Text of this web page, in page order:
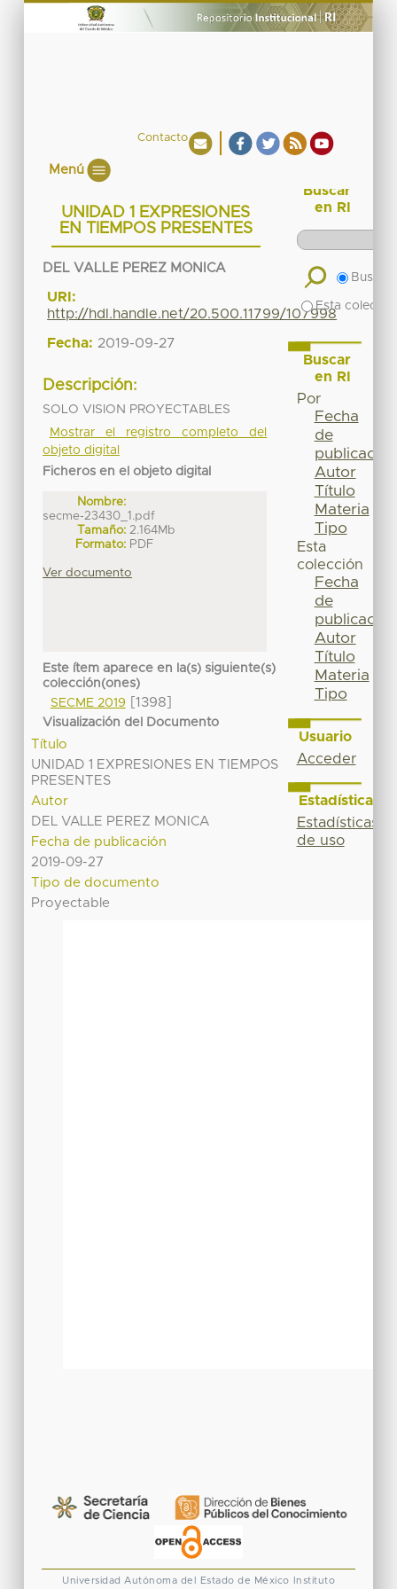
Contacto
Menú
UNIDAD 1 EXPRESIONES
EN TIEMPOS PRESENTES
DEL VALLE PEREZ MONICA
URI:
http://hdl.handle.net/20.500.11799/107998
Fecha: 2019-09-27
Descripción:
SOLO VISION PROYECTABLES
Mostrar el registro completo del
objeto digital
Ficheros en el objeto digital
Nombre:
secme-23430_1.pdf
Tamaño: 2.164Mb
Formato: PDF
Ver documento
Este ítem aparece en la(s) siguiente(s)
colección(ones)
SECME 2019
[1398]
Visualización del Documento
Título
UNIDAD 1 EXPRESIONES EN TIEMPOS
PRESENTES
Autor
DEL VALLE PEREZ MONICA
Fecha de publicación
2019-09-27
Tipo de documento
Proyectable
Buscar
en RI
Buscar
Esta
Buscar
en RI
Por
Fecha
de
publicación
Autor
Título
Materia
Tipo
Esta
colección
Fecha
de
publicación
Autor
Título
Materia
Tipo
Usuario
Acceder
Estadísticas
Estadísticas
de uso
Universidad Autónoma del Estado de México Instituto